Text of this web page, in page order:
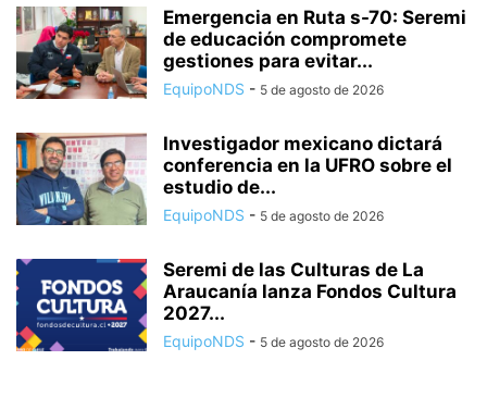
Emergencia en Ruta s-70: Seremi
de educación compromete
gestiones para evitar...
EquipoNDS - 5 de agosto de 2026
Investigador mexicano dictará
conferencia en la UFRO sobre el
estudio de...
EquipoNDS - 5 de agosto de 2026
Seremi de las Culturas de La
Araucanía lanza Fondos Cultura
2027...
EquipoNDS - 5 de agosto de 2026